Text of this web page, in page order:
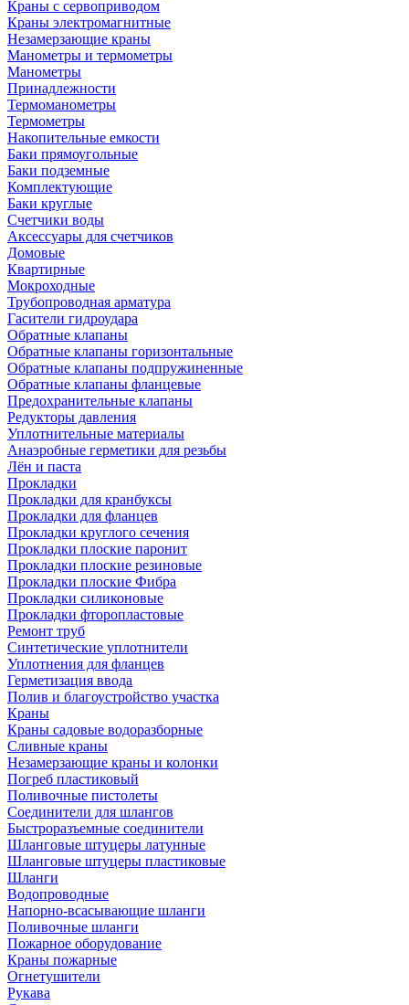
Краны с сервоприводом
Краны электромагнитные
Незамерзающие краны
Манометры и термометры
Манометры
Принадлежности
Термоманометры
Термометры
Накопительные емкости
Баки прямоугольные
Баки подземные
Комплектующие
Баки круглые
Счетчики воды
Аксессуары для счетчиков
Домовые
Квартирные
Мокроходные
Трубопроводная арматура
Гасители гидроудара
Обратные клапаны
Обратные клапаны горизонтальные
Обратные клапаны подпружиненные
Обратные клапаны фланцевые
Предохранительные клапаны
Редукторы давления
Уплотнительные материалы
Анаэробные герметики для резьбы
Лён и паста
Прокладки
Прокладки для кранбуксы
Прокладки для фланцев
Прокладки круглого сечения
Прокладки плоские паронит
Прокладки плоские резиновые
Прокладки плоские Фибра
Прокладки силиконовые
Прокладки фторопластовые
Ремонт труб
Синтетические уплотнители
Уплотнения для фланцев
Герметизация ввода
Полив и благоустройство участка
Краны
Краны садовые водоразборные
Сливные краны
Незамерзающие краны и колонки
Погреб пластиковый
Поливочные пистолеты
Соединители для шлангов
Быстроразъемные соединители
Шланговые штуцеры латунные
Шланговые штуцеры пластиковые
Шланги
Водопроводные
Напорно-всасывающие шланги
Поливочные шланги
Пожарное оборудование
Краны пожарные
Огнетушители
Рукава